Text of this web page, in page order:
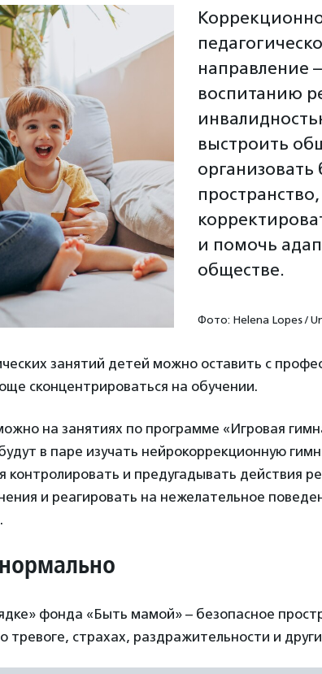
направление
воспитанию
выстроить
организовать
пространство,
и помочь
обществе.
Фото: Helena Lopes /
занятий детей можно оставить с
сконцентрироваться на обучении.
на занятиях по программе «Игровая
в паре изучать нейрокоррекционную
контролировать и предугадывать действия
и реагировать на нежелательное
фонда «Быть мамой» – безопасное
тревоге, страхах, раздражительности и